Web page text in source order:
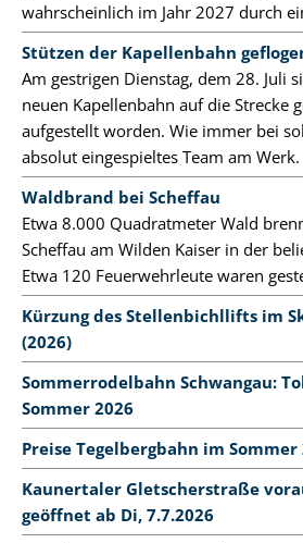
wahrscheinlich im Jahr 2027 durch
Stützen der Kapellenbahn
Am gestrigen Dienstag, dem 28. Juli
neuen Kapellenbahn auf die Strecke
aufgestellt worden. Wie immer bei
absolut eingespieltes Team am Werk.
Waldbrand bei Scheffau
Etwa 8.000 Quadratmeter Wald
Scheffau am Wilden Kaiser in der
Etwa 120 Feuerwehrleute waren
Kürzung des Stellenbichllifts im
(2026)
Sommerrodelbahn Schwangau:
Sommer 2026
Preise Tegelbergbahn im Sommer
Kaunertaler Gletscherstraße
geöffnet ab Di, 7.7.2026